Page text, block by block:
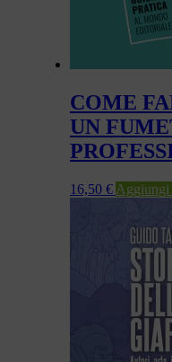
COME
UN
16,50 € Aggiungi